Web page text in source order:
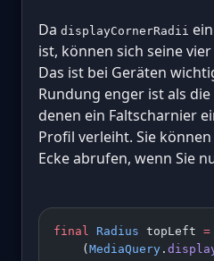
Da displayCornerRadii
ist, können sich seine
Das ist bei Geräten
Rundung enger ist als
denen ein Faltscharnier
Profil verleiht. Sie
Ecke abrufen, wenn Sie
final Radius topLeft =
    (
MediaQuery .